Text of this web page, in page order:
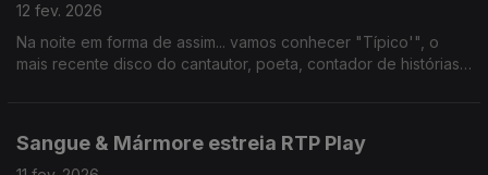
12 fev. 2026
Na noite em forma de assim... vamos conhecer "Típico'", o
mais recente disco do cantautor, poeta, contador de histórias,
Sangue & Mármore estreia RTP Play